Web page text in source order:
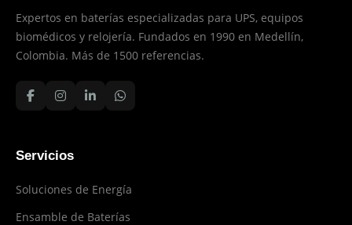
Expertos en baterías especializadas para UPS, equipos
biomédicos y relojería. Fundados en 1990 en Medellín,
Colombia. Más de 1500 referencias.
Servicios
Soluciones de Energía
Ensamble de Baterías